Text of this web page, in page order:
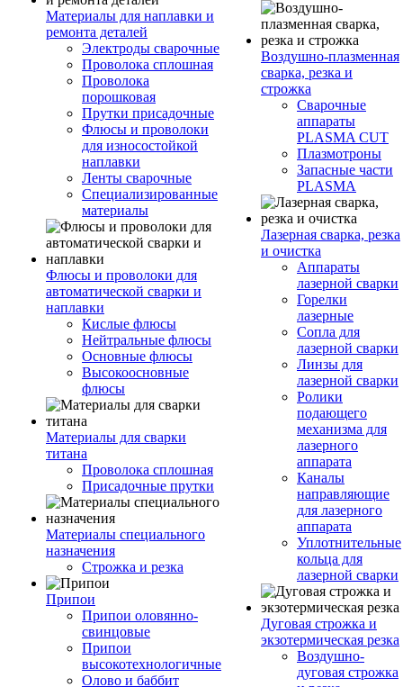
Материалы для наплавки и
ремонта деталей
Электроды сварочные
Проволока сплошная
Проволока
порошковая
Прутки присадочные
Флюсы и проволоки
для износостойкой
наплавки
Ленты сварочные
Специализированные
материалы
Флюсы и проволоки для
автоматической сварки и
наплавки
Кислые флюсы
Нейтральные флюсы
Основные флюсы
Высокоосновные
флюсы
Материалы для сварки
титана
Проволока сплошная
Присадочные прутки
Материалы специального
назначения
Строжка и резка
Припои
Припои оловянно-
свинцовые
Припои
высокотехнологичные
Олово и баббит
Воздушно-плазменная
сварка, резка и
строжка
Сварочные
аппараты
PLASMA CUT
Плазмотроны
Запасные части
PLASMA
Лазерная сварка, резка
и очистка
Аппараты
лазерной сварки
Горелки
лазерные
Сопла для
лазерной сварки
Линзы для
лазерной сварки
Ролики
подающего
механизма для
лазерного
аппарата
Каналы
направляющие
для лазерного
аппарата
Уплотнительные
кольца для
лазерной сварки
Дуговая строжка и
экзотермическая резка
Воздушно-
дуговая строжка